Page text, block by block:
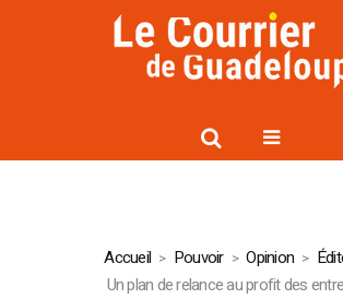
Accueil Pouvoir Opinion
Un plan de relance au profit des